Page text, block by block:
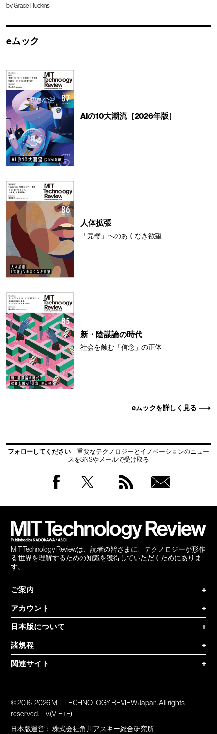
byGrace Huckins
eムック
AIの10大潮流［2026年版］
人体拡張
「完璧」へのあくなき欲望
新・陰謀論の時代
社会を蝕む「信念」の正体
eムックを詳しく見る
フォローしてください
重要なテクノロジーとイノベーションのニュー
スをSNSやメールで受け取る
MIT Technology Reviewは、読者の皆さまに、テクノロジーが形作
る 世界を理解するための知識を獲得していただくためにありま
す。
ご案内
+
アカウント
+
日本版について
+
諸規程
+
関連サイト
+
© 2016-2026 MIT TECHNOLOGY REVIEW Japan. All rights
reserved.
v.(V-E+F)
日本版運営：株式会社角川アスキー総合研究所